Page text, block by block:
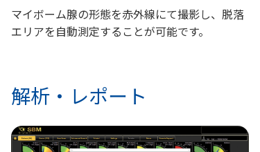
マイボーム腺の形態を赤外線にて撮影し、脱落
エリアを自動測定することが可能です。
解析・レポート